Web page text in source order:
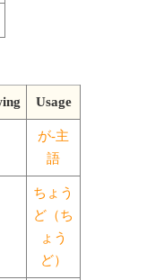
Usage
が-主
語
ちょう
ど（ち
ょう
ど）